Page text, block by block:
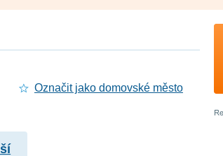
Označit jako domovské město